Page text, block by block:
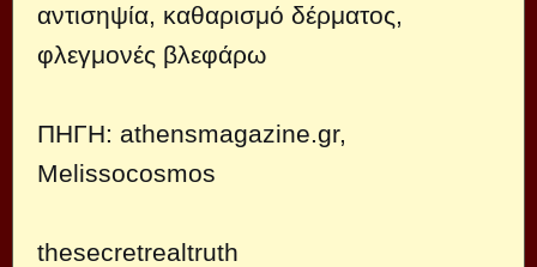
αντισηψία, καθαρισμό δέρματος,
φλεγμονές βλεφάρω
ΠΗΓΗ: athensmagazine.gr,
Melissocosmos
thesecretrealtruth